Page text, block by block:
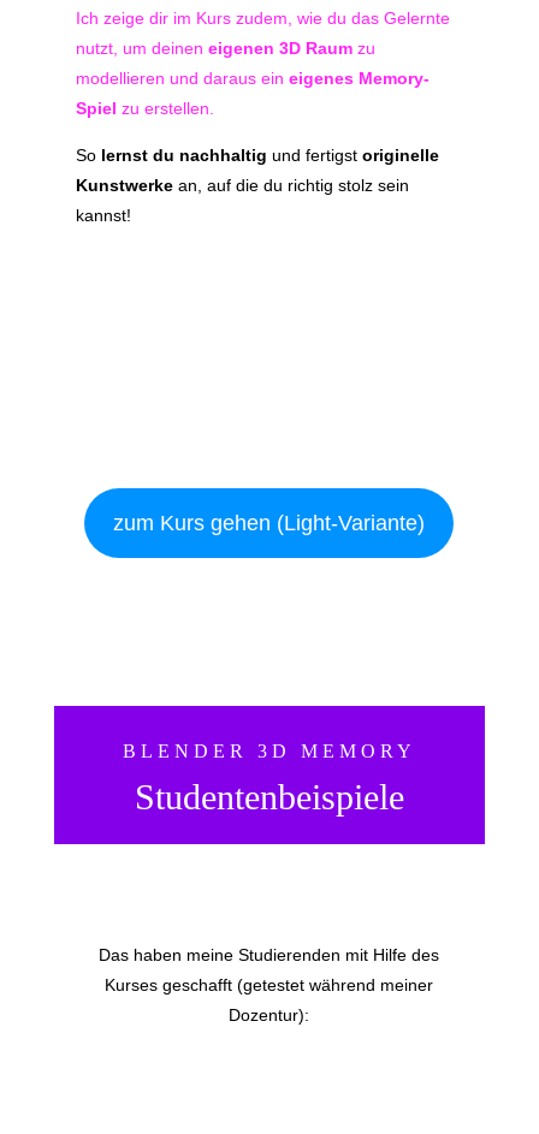
Ich zeige dir im Kurs zudem, wie du das Gelernte
nutzt, um deinen eigenen 3D Raumzu
modellieren und daraus ein eigenes Memory-
Spiel zu erstellen.
So lernst du nachhaltig und fertigst originelle
Kunstwerkean, auf die du richtig stolz sein
kannst!
zum Kurs gehen (Light-Variante)
BLENDER 3D MEMORY
Studentenbeispiele
Das haben meine Studierenden mit Hilfe des
Kurses geschafft (getestet während meiner
Dozentur):